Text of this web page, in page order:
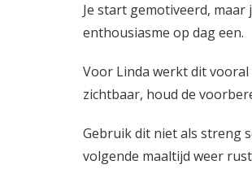
Je start gemotiveerd,
enthousiasme op dag een.
Voor Linda werkt dit
zichtbaar, houd de
Gebruik dit niet als streng
volgende maaltijd weer